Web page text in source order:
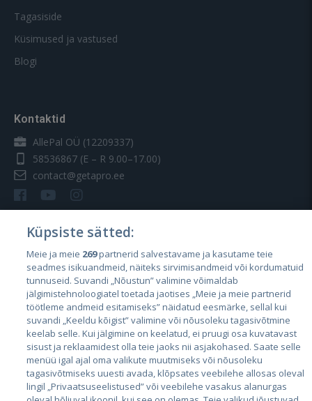
Tagasiside
Küsimused ja vastused
Blogi
Kontaktid
AllePal OÜ (12209337)
58536867 (E – R 9.00–17.00)
contact@getapro.ee
Riigid
Eesti
Läti
Leedu
Küpsiste sätted:
Meie ja meie 269partnerid salvestavame ja kasutame teie
seadmes isikuandmeid, näiteks sirvimisandmeid või kordumatuid
tunnuseid. Suvandi „Nõustun” valimine võimaldab
jälgimistehnoloogiatel toetada jaotises „Meie ja meie partnerid
töötleme andmeid esitamiseks” näidatud eesmärke, sellal kui
suvandi „Keeldu kõigist” valimine või nõusoleku tagasivõtmine
keelab selle. Kui jälgimine on keelatud, ei pruugi osa kuvatavast
sisust ja reklaamidest olla teie jaoks nii asjakohased. Saate selle
menüü igal ajal oma valikute muutmiseks või nõusoleku
tagasivõtmiseks uuesti avada, klõpsates veebilehe allosas oleval
lingil „Privaatsuseelistused” või veebilehe vasakus alanurgas